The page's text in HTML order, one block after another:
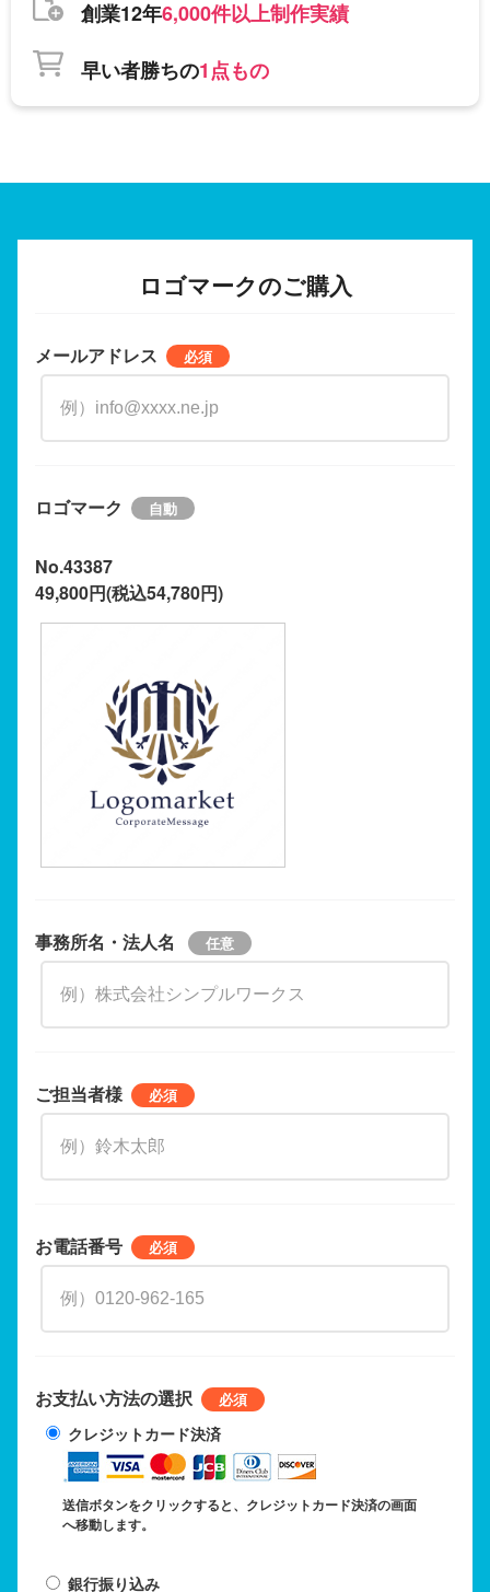
創業12年6,000件以上制作実績
早い者勝ちの1点もの
ロゴマークのご購入
メールアドレス
ロゴマーク
No.43387
49,800円(税込54,780円)
事務所名・法人名
ご担当者様
お電話番号
お支払い方法の選択
クレジットカード決済
送信ボタンをクリックすると、クレジットカード決済の画面
へ移動します。
銀行振り込み